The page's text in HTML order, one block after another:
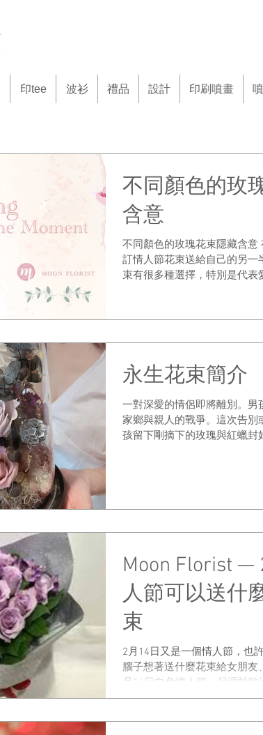
印tee 波衫 禮品 設計 印刷噴畫
不同顏色的玫
含意
不同顏色的玫瑰花束隱藏含意 有情人的你們一定有過
訂情人節花束送給自己的另一
束有很多種選擇，特別是代表
同的意義，而其中一種顏色更
永生花束簡介
一對深愛的情侶即將離別。男
家鄉與親人的戰爭。這次告別
孩留下剛摘下的玫瑰與紅蠟封
Moon Florist —
人節可以送什
束
2月14日又是一個情人節，也
腦子想著送什麼花束給女朋友
月14日白色情人節」起源於歐
「白色情人節」已有一定的歷